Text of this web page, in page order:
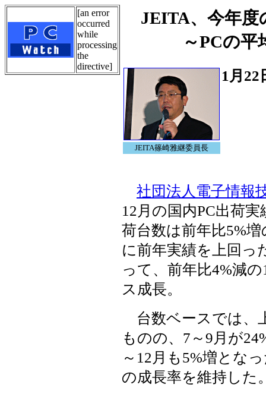
[an error
occurred
while
processing
the
directive]
JEITA、今年度
～PCの平
JEITA篠崎雅継委員長
1月22
社団法人電子情報
12月の国内PC出荷
荷台数は前年比5%
に前年実績を上回っ
って、前年比4%減
ス成長。
台数ベースでは、
ものの、7～9月が
～12月も5%増とな
の成長率を維持した